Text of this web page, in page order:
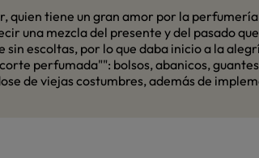
quien tiene un gran amor por la
una mezcla del presente y del pasado
escoltas, por lo que daba inicio a la
perfumada"": bolsos, abanicos,
de viejas costumbres, además de